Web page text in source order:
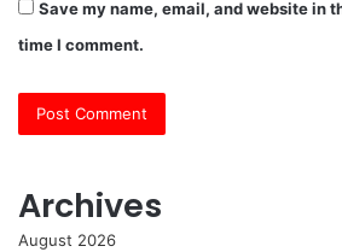
Save my name, email, and website in
time I comment.
Archives
August 2026